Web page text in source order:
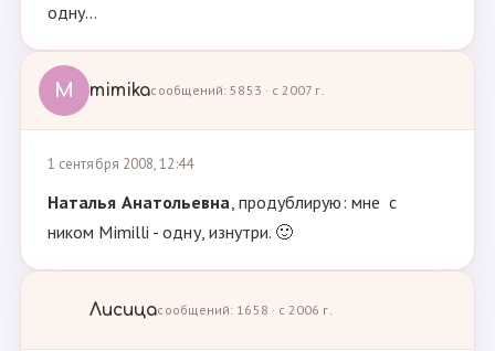
одну...
M mimikaсообщений: 5853 · с 2007 г.
1 сентября 2008, 12:44
Наталья Анатольевна, продублирую: мне с
ником Mimilli - одну, изнутри. 🙂
Лисицасообщений: 1658 · с 2006 г.